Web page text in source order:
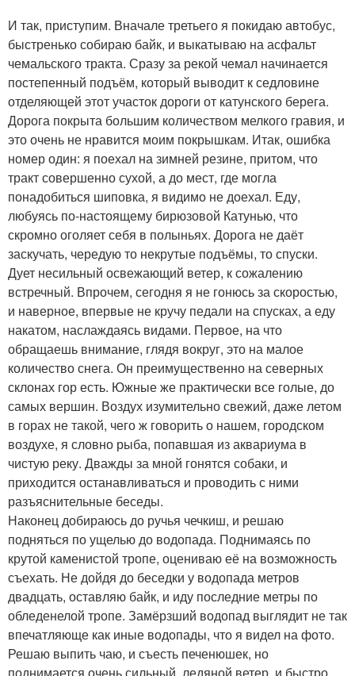
И так, приступим. Вначале третьего я покидаю автобус,
быстренько собираю байк, и выкатываю на асфальт
чемальского тракта. Сразу за рекой чемал начинается
постепенный подъём, который выводит к седловине
отделяющей этот участок дороги от катунского берега.
Дорога покрыта большим количеством мелкого гравия, и
это очень не нравится моим покрышкам. Итак, ошибка
номер один: я поехал на зимней резине, притом, что
тракт совершенно сухой, а до мест, где могла
понадобиться шиповка, я видимо не доехал. Еду,
любуясь по-настоящему бирюзовой Катунью, что
скромно оголяет себя в полыньях. Дорога не даёт
заскучать, чередую то некрутые подъёмы, то спуски.
Дует несильный освежающий ветер, к сожалению
встречный. Впрочем, сегодня я не гонюсь за скоростью,
и наверное, впервые не кручу педали на спусках, а еду
накатом, наслаждаясь видами. Первое, на что
обращаешь внимание, глядя вокруг, это на малое
количество снега. Он преимущественно на северных
склонах гор есть. Южные же практически все голые, до
самых вершин. Воздух изумительно свежий, даже летом
в горах не такой, чего ж говорить о нашем, городском
воздухе, я словно рыба, попавшая из аквариума в
чистую реку. Дважды за мной гонятся собаки, и
приходится останавливаться и проводить с ними
разъяснительные беседы.
Наконец добираюсь до ручья чечкиш, и решаю
подняться по ущелью до водопада. Поднимаясь по
крутой каменистой тропе, оцениваю её на возможность
съехать. Не дойдя до беседки у водопада метров
двадцать, оставляю байк, и иду последние метры по
обледенелой тропе. Замёрзший водопад выглядит не так
впечатляюще как иные водопады, что я видел на фото.
Решаю выпить чаю, и съесть печенюшек, но